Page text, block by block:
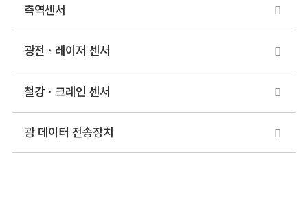
측역센서
광전 · 레이저 센서
철강 · 크레인 센서
광 데이터 전송장치